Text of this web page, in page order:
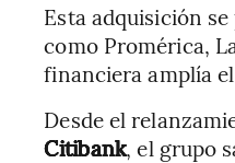
Esta adquisición
como Promérica,
financiera amplía
Desde el
Citibank, el grupo